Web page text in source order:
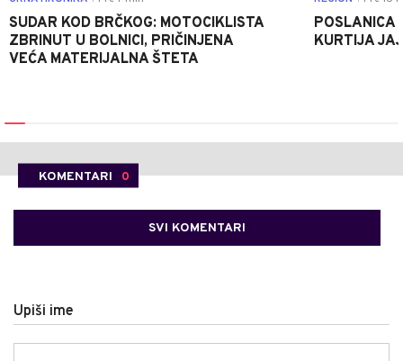
SUDAR KOD BRČKOG: MOTOCIKLISTA
ZBRINUT U BOLNICI, PRIČINJENA
VEĆA MATERIJALNA ŠTETA
POSLANICA
KURTIJA
KOMENTARI 0
SVI KOMENTARI
Upiši ime